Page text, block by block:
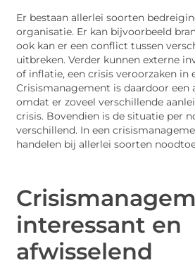
Er bestaan allerlei soorten
organisatie. Er kan bijvoorbeeld
ook kan er een conflict tussen
uitbreken. Verder kunnen externe
of inflatie, een crisis veroorzaken in
Crisismanagement is daardoor een
omdat er zoveel verschillende
crisis. Bovendien is de situatie per
verschillend. In een
handelen bij allerlei soorten
interessant en
afwisselend